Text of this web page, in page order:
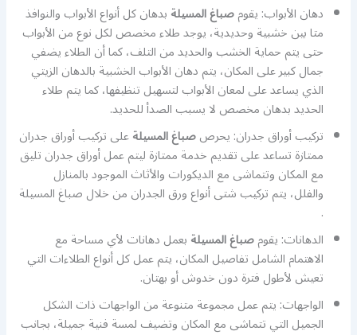
دهان الأبواب: يقومصباغ المسيلةبدهان كل أنواع الأبواب والنوافذ
متا بين خشبية وحديدية، يوجد طلاء مخصص لكل نوع من الأبواب
حتى يتم حماية الخشب والحديد من التلف، كما أن الطلاء يضفي
جمال كبير على المكان، يتم دهان الأبواب الخشبية بالدهان الزيتي
الذي يساعد على لمعان الأبواب لتسهيل تنظيفها، كما يتم طلاء
الحديد بدهان مخصص لا يسبب الصدأ للحديد.
تركيب أوراق جدران: يحرصصباغ المسيلةعلى تركيب أوراق جدران
ممتازة تساعد على تقديم خدمة ممتازة ليتم عمل أوراق جدران تليق
مع المكان وتتماشى مع الديكورات والأثاث الموجود بالمنازل
والفلل، يتم تركيب شتى أنواع ورق الجدران من خلال صباغ المسيلة
.
الدهانات: يقومصباغ المسيلةبعمل دهانات لأي مساحة مع
الاهتمام الشامل تفاصيل المكان، يتم عمل كل أنواع الطلاءات التي
تعيش لأطول فترة دون خدوش أو بهتان.
الواجهات: يتم عمل مجموعة متنوعة من الواجهات ذات الشكل
الجميل التي تتماشى مع المكان وتضيف لمسة فنية جميلة، بجانب